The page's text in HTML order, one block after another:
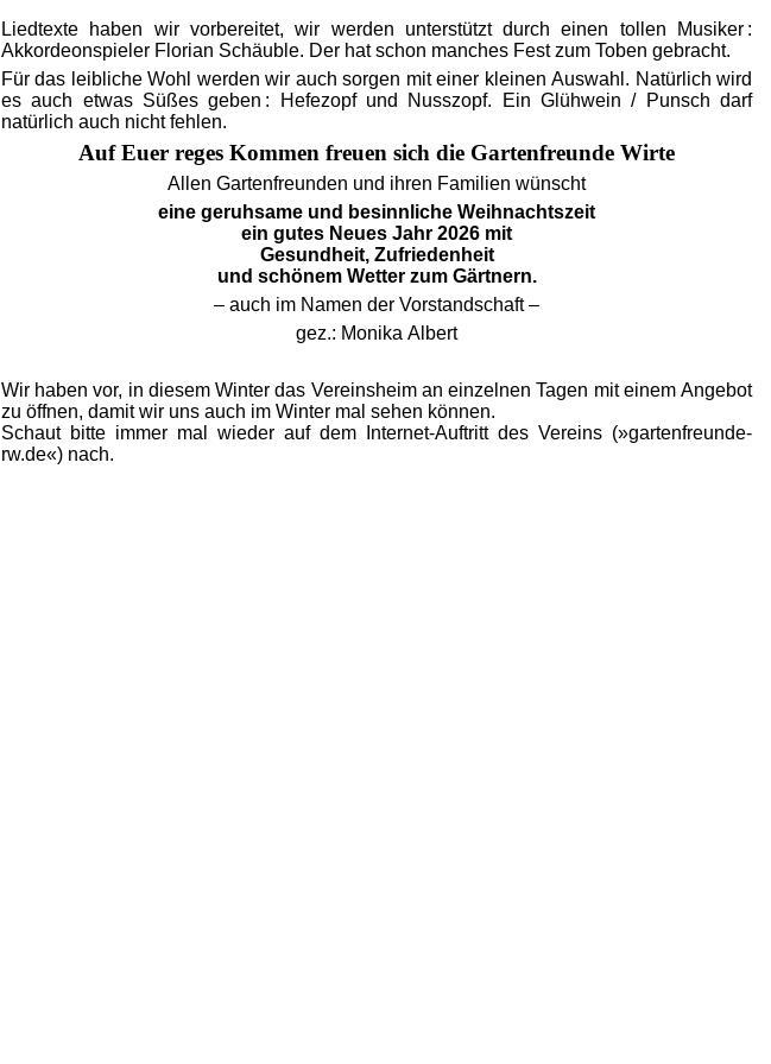
Liedtexte haben wir vorbereitet, wir werden unterstützt durch einen tollen Musiker :
Akkordeonspieler Florian Schäuble. Der hat schon manches Fest zum Toben gebracht.
Für das leibliche Wohl werden wir auch sorgen mit einer kleinen Auswahl. Natürlich wird
es auch etwas Süßes geben : Hefezopf und Nusszopf. Ein Glühwein / Punsch darf
natürlich auch nicht fehlen.
Auf Euer reges Kommen freuen sich die Gartenfreunde Wirte
Allen Gartenfreunden und ihren Familien wünscht
eine geruhsame und besinnliche Weihnachtszeit
ein gutes Neues Jahr 2026 mit
Gesundheit, Zufriedenheit
und schönem Wetter zum Gärtnern.
– auch im Namen der Vorstandschaft –
gez.: Monika Albert
Wir haben vor, in diesem Winter das Vereinsheim an einzelnen Tagen mit einem Angebot
zu öffnen, damit wir uns auch im Winter mal sehen können.
Schaut bitte immer mal wieder auf dem Internet-Auftritt des Vereins (»gartenfreunde-
rw.de«) nach.